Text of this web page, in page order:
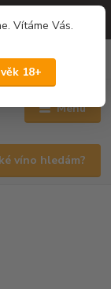
Vítáme Vás.
18+
Menu
víno hledám?
0,00 Kč